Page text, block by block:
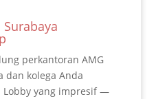
perkantoran AMG
dan kolega Anda
Lobby yang impresif —